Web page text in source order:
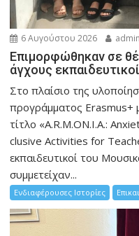
6 Αυγούστου 2026
Eπιμορφώθηκαν σε
άγχους
Στο πλαίσιο της
προγράμματος Erasmus+
τίτλο «A.R.M.ON.I.A.:
clusive Activities for
εκπαιδευτικοί του
συμμετείχαν...
Ενδιαφέρουσες Ιστορίες